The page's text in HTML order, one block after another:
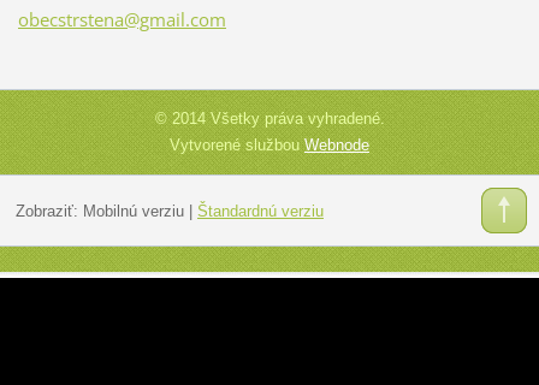
obecstrstena@gmail.com
© 2014 Všetky práva vyhradené.
Vytvorené službouWebnode
Zobraziť: Mobilnú verziu| Štandardnú verziu